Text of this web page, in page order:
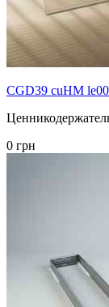
CGD39 cuHM
0 грн